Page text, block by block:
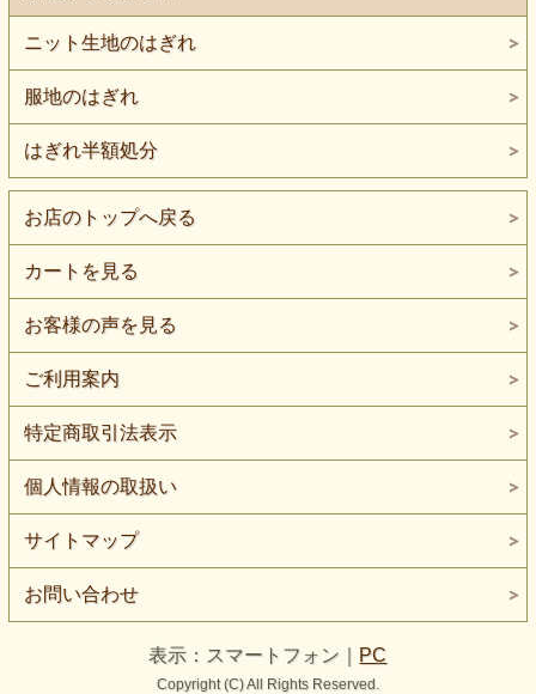
ニット生地のはぎれ
服地のはぎれ
はぎれ半額処分
お店のトップへ戻る
カートを見る
お客様の声を見る
ご利用案内
特定商取引法表示
個人情報の取扱い
サイトマップ
お問い合わせ
表示：スマートフォン｜ PC
Copyright (C) All Rights Reserved.